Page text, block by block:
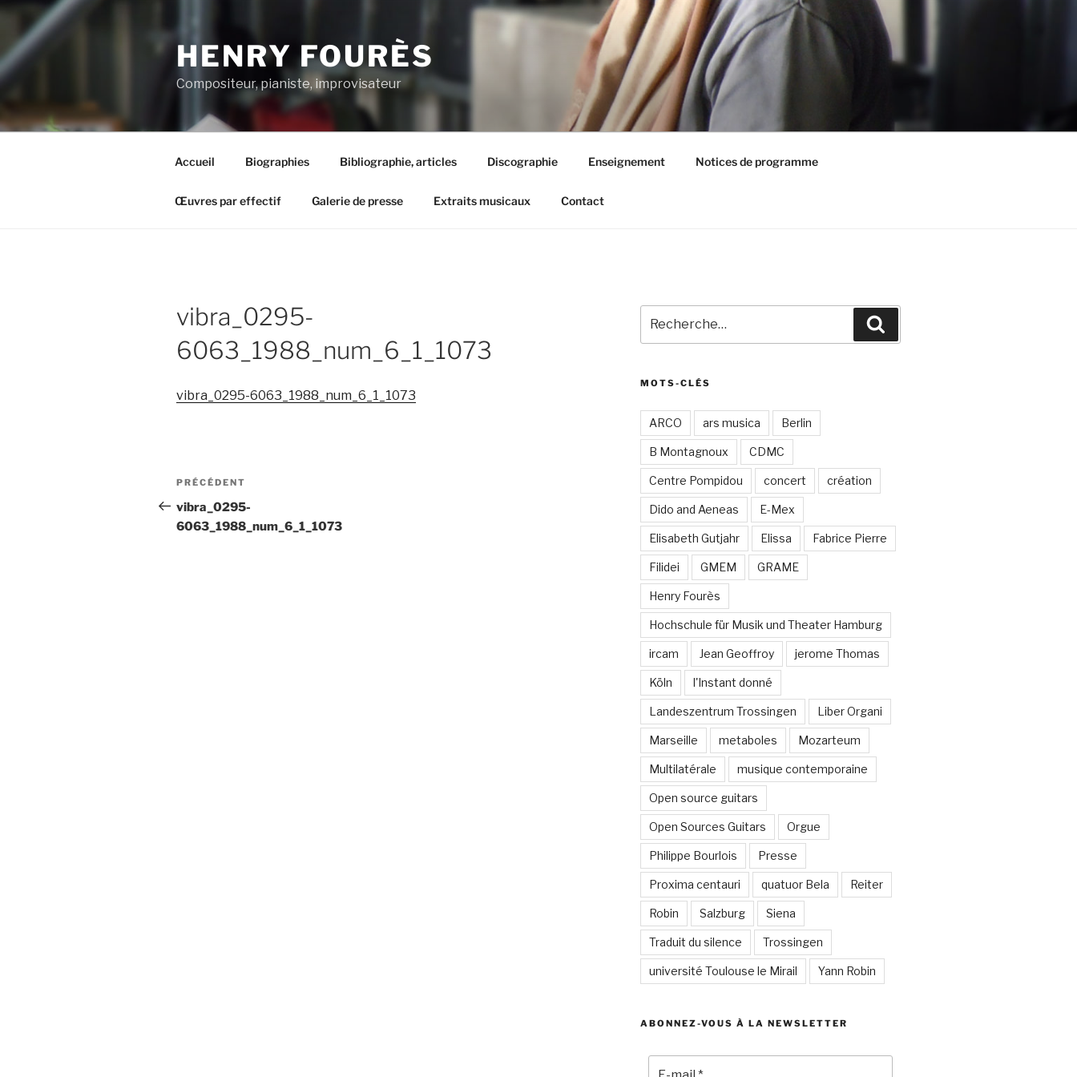
Aller
contenu
principal
HENRY FOURÈS
Compositeur, pianiste, improvisateur
Accueil Biographies Bibliographie, articles Discographie Enseignement Notices de programme
Œuvres par effectif Galerie de presse Extraits musicaux Contact
vibra_0295-
6063_1988_num_6_1_1073
vibra_0295-6063_1988_num_6_1_1073
Navigation
de
l’article
Article
précédent
PRÉCÉDENT
vibra_0295-
6063_1988_num_6_1_1073
pour
:
MOTS-CLÉS
ARCO ars musica Berlin
B Montagnoux CDMC
Centre Pompidou concert création
Dido and Aeneas E-Mex
Elisabeth Gutjahr Elissa Fabrice Pierre
Filidei GMEM GRAME
Henry Fourès
Hochschule für Musik und Theater Hamburg
ircam Jean Geoffroy jerome Thomas
Köln l'Instant donné
Landeszentrum Trossingen Liber Organi
Marseille metaboles Mozarteum
Multilatérale musique contemporaine
Open source guitars
Open Sources Guitars Orgue
Philippe Bourlois Presse
Proxima centauri quatuor Bela Reiter
Robin Salzburg Siena
Traduit du silence Trossingen
université Toulouse le Mirail Yann Robin
ABONNEZ-VOUS À LA NEWSLETTER